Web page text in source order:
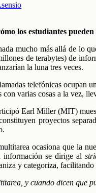
los estudiantes
mucho más allá de lo
de terabytes) de
la luna tres veces.
telefónicas ocupan
con varias cosas a la vez,
Earl Miller (MIT)
proyectos
ocasiona que la
se dirige al
y categoriza, facilitando
y cuando dicen que